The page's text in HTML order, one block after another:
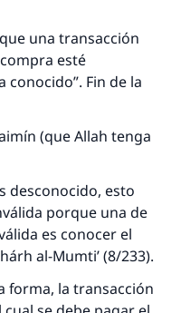
una transacción
esté
Fin de la
(que Allah tenga
desconocido, esto
porque una de
es conocer el
al-Mumti’ (8/233).
forma, la transacción